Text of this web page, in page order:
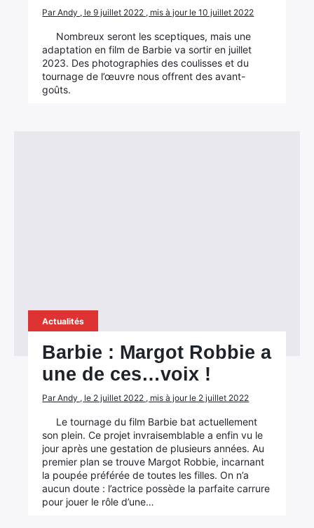
Par Andy , le 9 juillet 2022 , mis à jour le 10 juillet 2022
Nombreux seront les sceptiques, mais une
adaptation en film de Barbie va sortir en juillet
2023. Des photographies des coulisses et du
tournage de l’œuvre nous offrent des avant-
goûts.
Actualités
Barbie : Margot Robbie a
une de ces…voix !
Par Andy , le 2 juillet 2022 , mis à jour le 2 juillet 2022
Le tournage du film Barbie bat actuellement
son plein. Ce projet invraisemblable a enfin vu le
jour après une gestation de plusieurs années. Au
premier plan se trouve Margot Robbie, incarnant
la poupée préférée de toutes les filles. On n’a
aucun doute : l’actrice possède la parfaite carrure
pour jouer le rôle d’une…